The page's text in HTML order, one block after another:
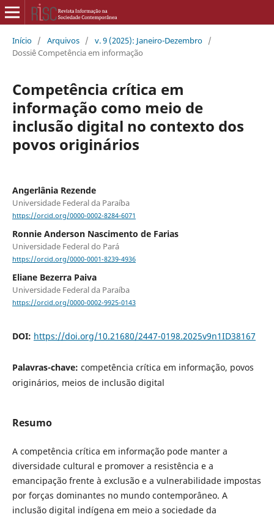
Início / Arquivos / v. 9 (2025): Janeiro-Dezembro /
Dossiê Competência em informação
Competência crítica em
informação como meio de
inclusão digital no contexto dos
povos originários
Angerlânia Rezende
Universidade Federal da Paraíba
https://orcid.org/0000-0002-8284-6071
Ronnie Anderson Nascimento de Farias
Universidade Federal do Pará
https://orcid.org/0000-0001-8239-4936
Eliane Bezerra Paiva
Universidade Federal da Paraíba
https://orcid.org/0000-0002-9925-0143
DOI: https://doi.org/10.21680/2447-0198.2025v9n1ID38167
Palavras-chave: competência crítica em informação, povos
originários, meios de inclusão digital
Resumo
A competência crítica em informação pode manter a
diversidade cultural e promover a resistência e a
emancipação frente à exclusão e a vulnerabilidade impostas
por forças dominantes no mundo contemporâneo. A
inclusão digital indígena em meio a sociedade da